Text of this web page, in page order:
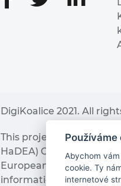
DigiKoalice 2021. All
This project has
HaDEA) CEF
European Commission
information it contains.
Používáme
Abychom
cookie. Ty
internetové